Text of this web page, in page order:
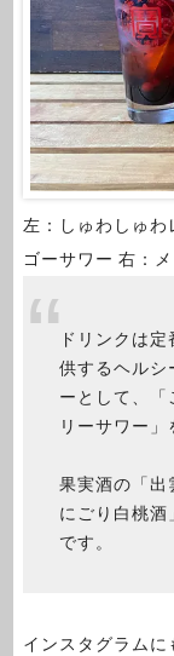
左：しゅわしゅ
ゴーサワー 右：
ドリンクは
供するヘルシ
ーとして、「
リーサワー」
果実酒の「
にごり白桃酒
です。
インスタグラム